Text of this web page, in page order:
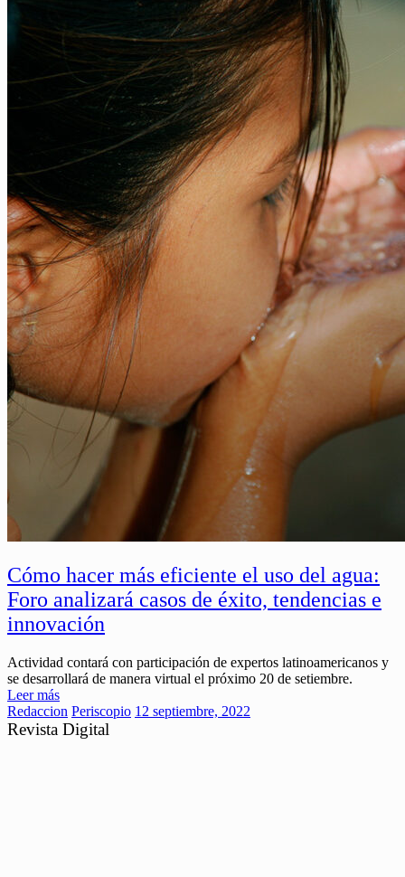
Cómo hacer más eficiente el uso del agua:
Foro analizará casos de éxito, tendencias e
innovación
Actividad contará con participación de expertos latinoamericanos y
se desarrollará de manera virtual el próximo 20 de setiembre.
Leer más
Redaccion Periscopio 12 septiembre, 2022
Revista Digital